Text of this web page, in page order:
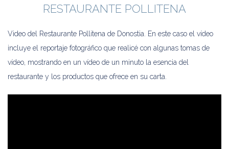
RESTAURANTE POLLITENA
Video del Restaurante Pollitena de Donostia. En este caso el vídeo
incluye el reportaje fotográfico que realicé con algunas tomas de
vídeo, mostrando en un vídeo de un minuto la esencia del
restaurante y los productos que ofrece en su carta.